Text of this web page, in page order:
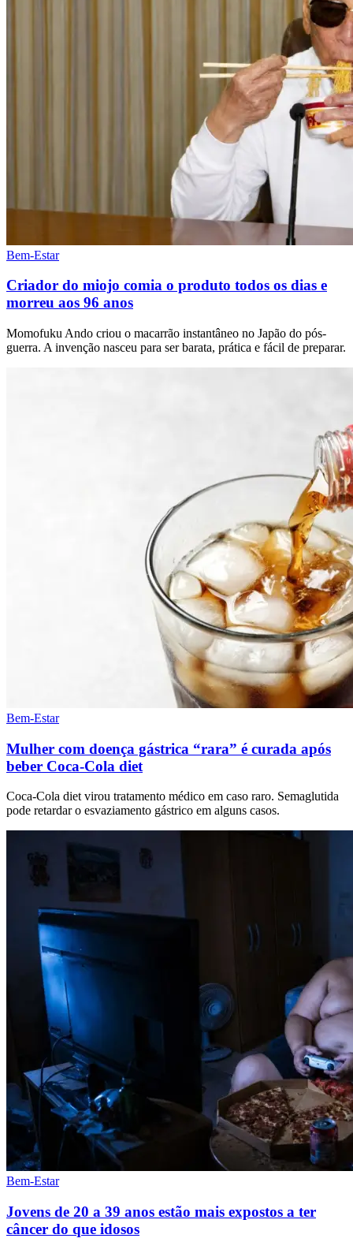
Bem-Estar
Criador do miojo comia o produto todos os dias e
morreu aos 96 anos
Momofuku Ando criou o macarrão instantâneo no Japão do pós-
guerra. A invenção nasceu para ser barata, prática e fácil de preparar.
Bem-Estar
Mulher com doença gástrica “rara” é curada após
beber Coca-Cola diet
Coca-Cola diet virou tratamento médico em caso raro. Semaglutida
pode retardar o esvaziamento gástrico em alguns casos.
Bem-Estar
Jovens de 20 a 39 anos estão mais expostos a ter
câncer do que idosos